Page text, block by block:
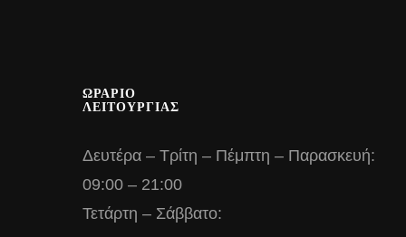
ΩΡΑΡΙΟ
ΛΕΙΤΟΥΡΓΙΑΣ
Δευτέρα – Τρίτη – Πέμπτη – Παρασκευή:
09:00 – 21:00
Τετάρτη – Σάββατο: